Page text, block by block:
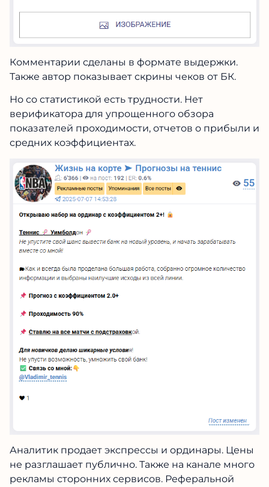
Комментарии сделаны в формате выдержки.
Также автор показывает скрины чеков от БК.
Но со статистикой есть трудности. Нет
верификатора для упрощенного обзора
показателей проходимости, отчетов о прибыли и
средних коэффициентах.
Аналитик продает экспрессы и ординары. Цены
не разглашает публично. Также на канале много
рекламы сторонних сервисов. Реферальной